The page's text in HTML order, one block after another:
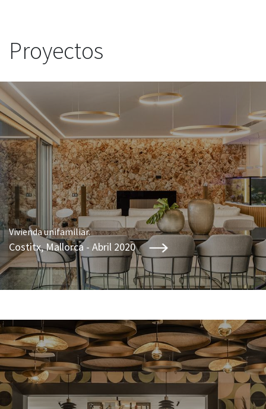
Proyectos
Vivienda unifamiliar.
Costitx, Mallorca - Abril 2020